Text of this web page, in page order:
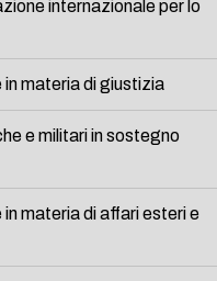
internazionale per lo
materia di giustizia
e militari in sostegno
materia di affari esteri e